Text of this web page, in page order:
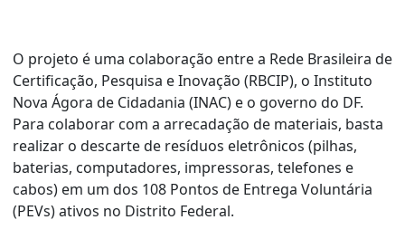
O projeto é uma colaboração entre a Rede Brasileira de
Certificação, Pesquisa e Inovação (RBCIP), o Instituto
Nova Ágora de Cidadania (INAC) e o governo do DF.
Para colaborar com a arrecadação de materiais, basta
realizar o descarte de resíduos eletrônicos (pilhas,
baterias, computadores, impressoras, telefones e
cabos) em um dos 108 Pontos de Entrega Voluntária
(PEVs) ativos no Distrito Federal.